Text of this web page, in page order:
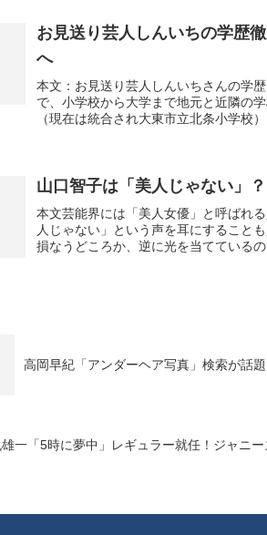
お見送り芸人しんいちの学歴
へ
本文：お見送り芸人しんいちさんの学
で、小学校から大学まで地元と近隣の
（現在は統合され大東市立北条小学校
山口智子は「美人じゃない」
本文芸能界には「美人女優」と呼ばれ
人じゃない」という声を耳にすること
損なうどころか、逆に光を当てている
高岡早紀「アンダーヘア写真」検索が話
一「5時に夢中」レギュラー就任！ジャニ